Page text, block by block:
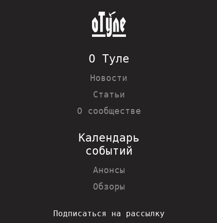
О Туле
Новости
Статьи
О сообществе
Календарь
событий
Анонсы
Обзоры
Подписаться на рассылку